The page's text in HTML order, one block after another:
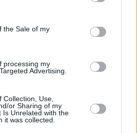
Google and its third-party tags to
specified purposes in below Google
the Sale of my
processing my
Advertising.
Use,
or Sharing of my
Is Unrelated with the
it was collected.